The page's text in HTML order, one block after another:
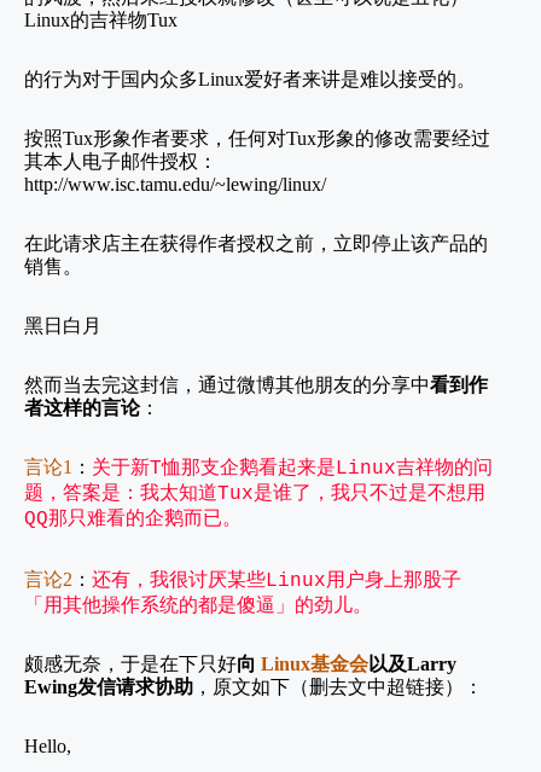
Linux的吉祥物Tux
的行为对于国内众多Linux爱好者来讲是难以接受的。
按照Tux形象作者要求，任何对Tux形象的修改需要经过
其本人电子邮件授权：
http://www.isc.tamu.edu/~lewing/linux/
在此请求店主在获得作者授权之前，立即停止该产品的
销售。
黑日白月
然而当去完这封信，通过微博其他朋友的分享中看到作
者这样的言论：
言论1 ： 关于新T恤那支企鹅看起来是Linux吉祥物的问
题，答案是：我太知道Tux是谁了，我只不过是不想用
QQ那只难看的企鹅而已。
言论2 ： 还有，我很讨厌某些Linux用户身上那股子
「用其他操作系统的都是傻逼」的劲儿。
颇感无奈，于是在下只好向 Linux基金会以及Larry
Ewing发信请求协助 ，原文如下（删去文中超链接）：
Hello,